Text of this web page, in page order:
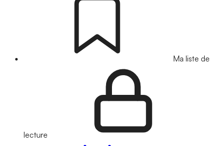
Ma liste de
lecture